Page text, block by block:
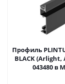
Профиль
BLACK